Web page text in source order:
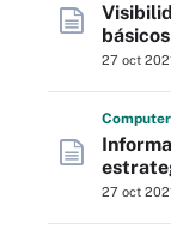
27 oct
Computer
27 oct